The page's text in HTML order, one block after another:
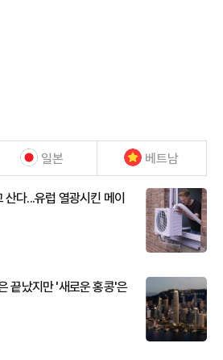
일본 베트남
다...유럽 열광시킨 메이
끝났지만 '새로운 홍콩'은